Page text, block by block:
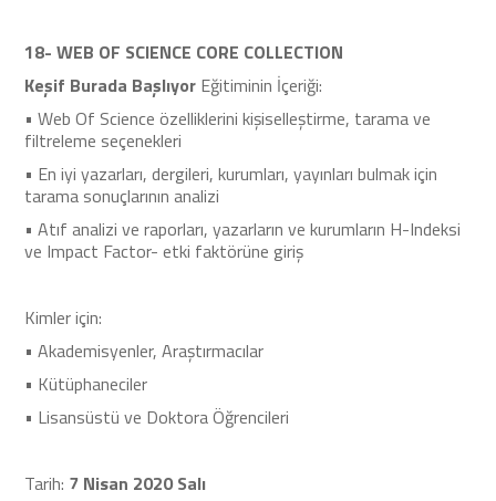
18- WEB OF SCIENCE CORE COLLECTION
Keşif Burada Başlıyor Eğitiminin İçeriği:
• Web Of Science özelliklerini kişiselleştirme, tarama ve
filtreleme seçenekleri
• En iyi yazarları, dergileri, kurumları, yayınları bulmak için
tarama sonuçlarının analizi
• Atıf analizi ve raporları, yazarların ve kurumların H-Indeksi
ve Impact Factor- etki faktörüne giriş
Kimler için:
• Akademisyenler, Araştırmacılar
• Kütüphaneciler
• Lisansüstü ve Doktora Öğrencileri
Tarih: 7 Nisan 2020 Salı